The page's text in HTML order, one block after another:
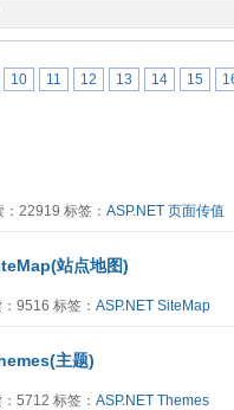
10 11 12 13 14 15
22919 标签： ASP.NET 页面传值
站点地图)
9516 标签： ASP.NET SiteMap
主题)
5712 标签： ASP.NET Themes